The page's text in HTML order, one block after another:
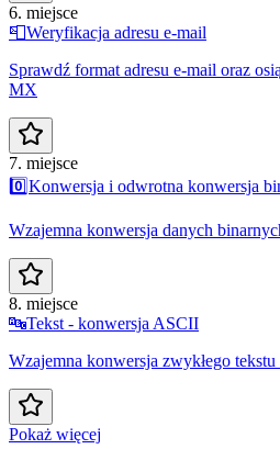
6. miejsce
📮Weryfikacja adresu e-mail
Sprawdź format adresu e-mail oraz
MX
7. miejsce
0️⃣Konwersja i odwrotna konwersja
Wzajemna konwersja danych
8. miejsce
🔤Tekst - konwersja ASCII
Wzajemna konwersja zwykłego
Pokaż więcej